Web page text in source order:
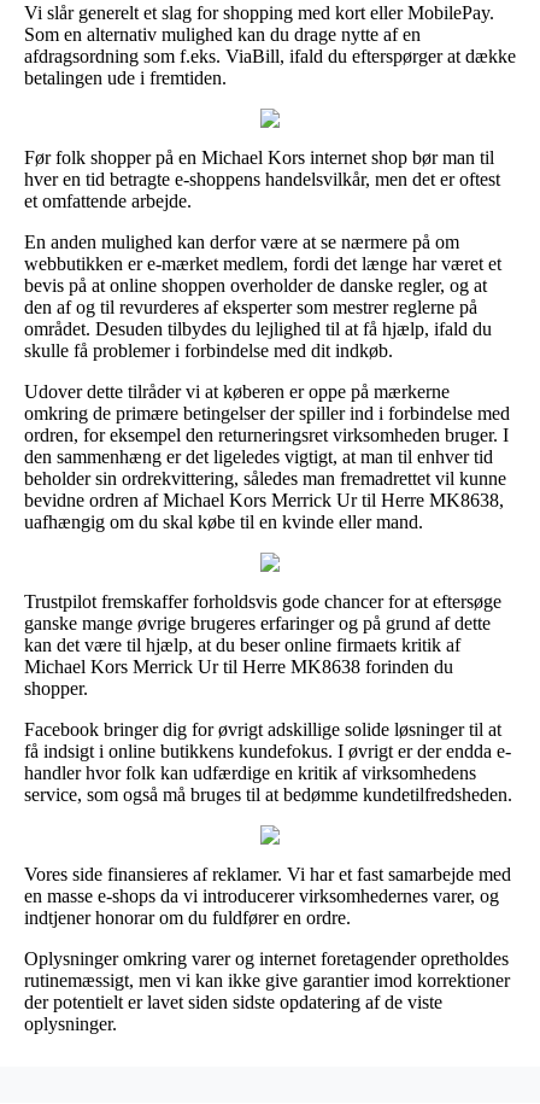
Vi slår generelt et slag for shopping med kort eller MobilePay.
Som en alternativ mulighed kan du drage nytte af en
afdragsordning som f.eks. ViaBill, ifald du efterspørger at dække
betalingen ude i fremtiden.
Før folk shopper på en Michael Kors internet shop bør man til
hver en tid betragte e-shoppens handelsvilkår, men det er oftest
et omfattende arbejde.
En anden mulighed kan derfor være at se nærmere på om
webbutikken er e-mærket medlem, fordi det længe har været et
bevis på at online shoppen overholder de danske regler, og at
den af og til revurderes af eksperter som mestrer reglerne på
området. Desuden tilbydes du lejlighed til at få hjælp, ifald du
skulle få problemer i forbindelse med dit indkøb.
Udover dette tilråder vi at køberen er oppe på mærkerne
omkring de primære betingelser der spiller ind i forbindelse med
ordren, for eksempel den returneringsret virksomheden bruger. I
den sammenhæng er det ligeledes vigtigt, at man til enhver tid
beholder sin ordrekvittering, således man fremadrettet vil kunne
bevidne ordren af Michael Kors Merrick Ur til Herre MK8638,
uafhængig om du skal købe til en kvinde eller mand.
Trustpilot fremskaffer forholdsvis gode chancer for at eftersøge
ganske mange øvrige brugeres erfaringer og på grund af dette
kan det være til hjælp, at du beser online firmaets kritik af
Michael Kors Merrick Ur til Herre MK8638 forinden du
shopper.
Facebook bringer dig for øvrigt adskillige solide løsninger til at
få indsigt i online butikkens kundefokus. I øvrigt er der endda e-
handler hvor folk kan udfærdige en kritik af virksomhedens
service, som også må bruges til at bedømme kundetilfredsheden.
Vores side finansieres af reklamer. Vi har et fast samarbejde med
en masse e-shops da vi introducerer virksomhedernes varer, og
indtjener honorar om du fuldfører en ordre.
Oplysninger omkring varer og internet foretagender opretholdes
rutinemæssigt, men vi kan ikke give garantier imod korrektioner
der potentielt er lavet siden sidste opdatering af de viste
oplysninger.